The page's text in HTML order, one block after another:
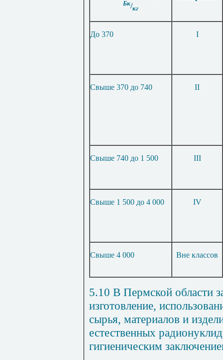
Бк/кг
До 370 I
Свыше 370 до 740 II
Свыше 740 до 1 500 III
Свыше 1 500 до 4 000 IV
Свыше 4 000 Вне классов
5.10 В Пермской области
изготовление,
сырья, материалов и
естественных
гигиеническим